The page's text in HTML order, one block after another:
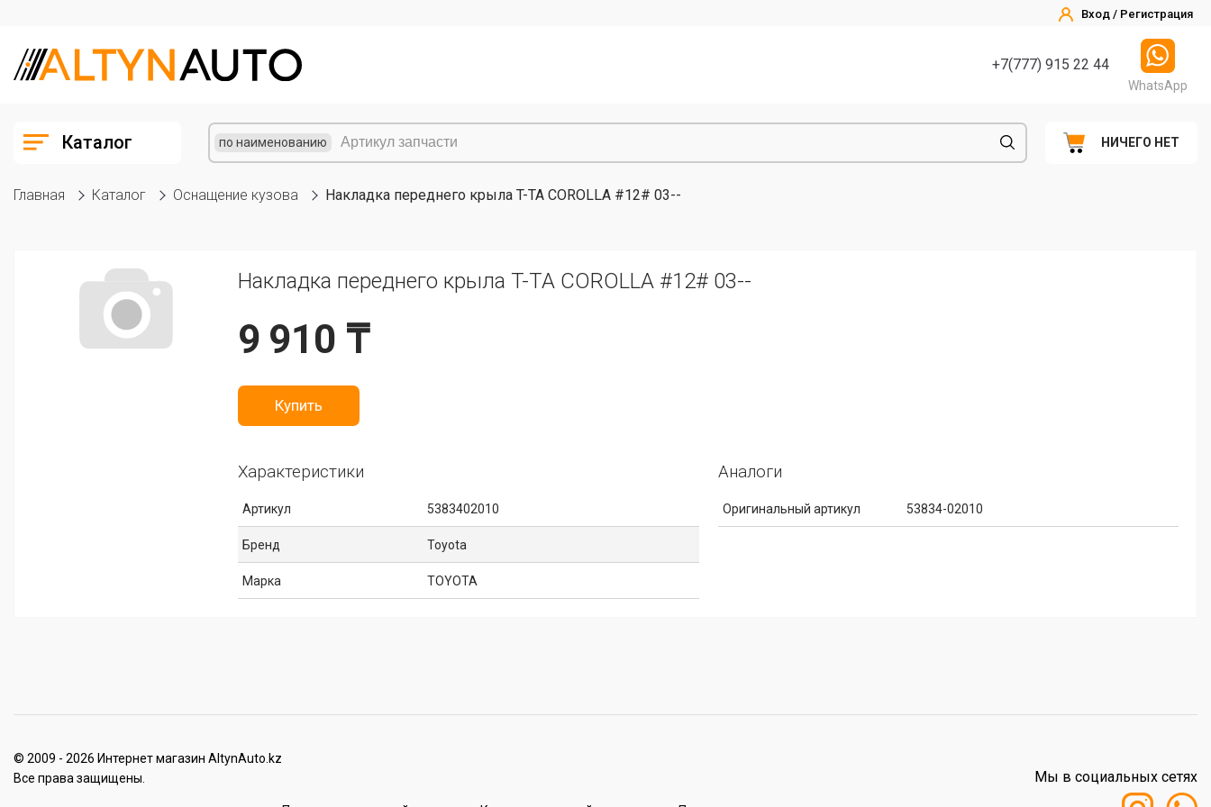
Вход / Регистрация
+7(777) 915 22 44
WhatsApp
Каталог по наименованию НИЧЕГО НЕТ
Главная Каталог Оснащение кузова Накладка переднего крыла T-TA COROLLA #12# 03--
Накладка переднего крыла T-TA COROLLA #12# 03--
9 910 ₸
Купить
Характеристики
Артикул 5383402010
Бренд Toyota
Марка TOYOTA
Аналоги
Оригинальный артикул 53834-02010
© 2009 - 2026 Интернет магазин AltynAuto.kz
Все права защищены.
Мы в социальных сетях